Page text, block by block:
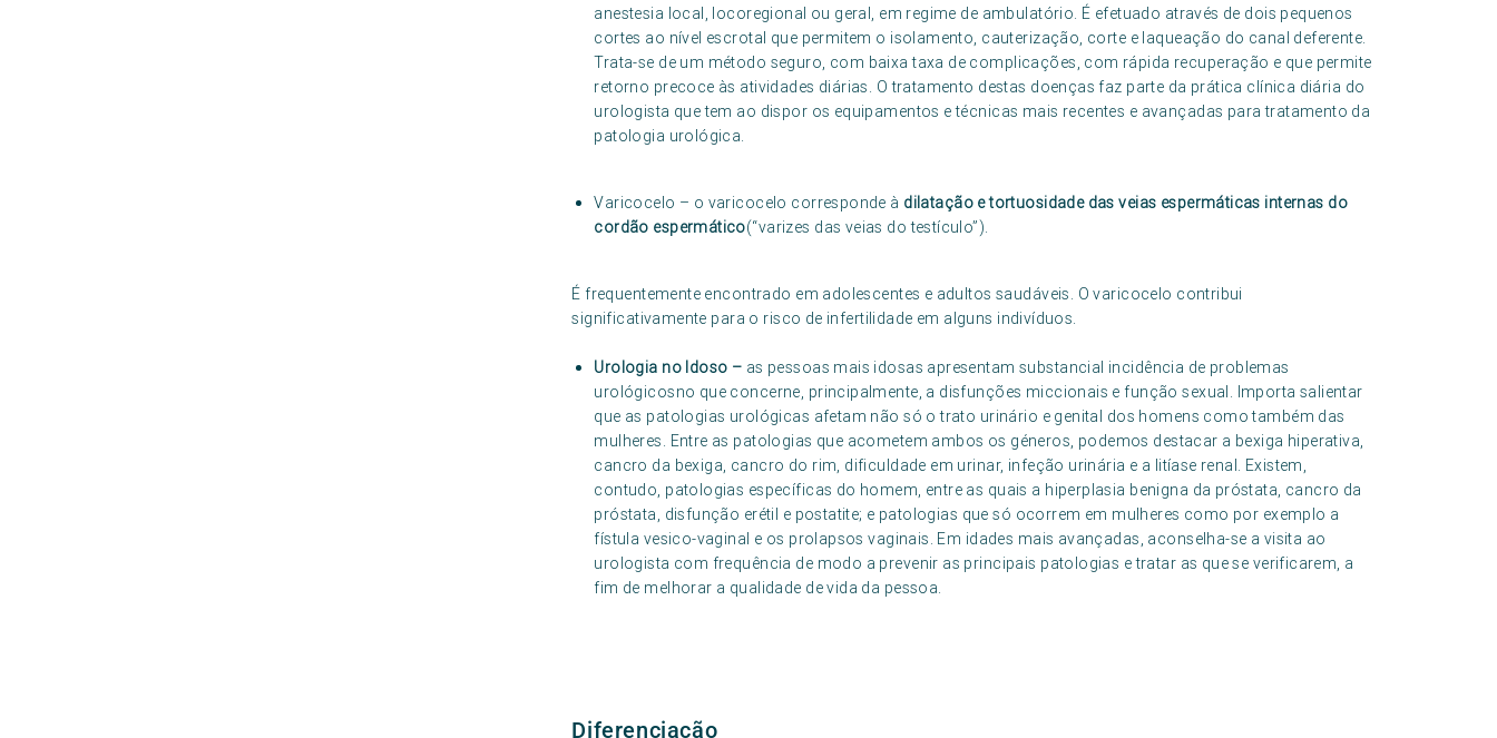
anestesia local, locoregional ou geral, em regime de ambulatório. É efetuado através de dois pequenos
cortes ao nível escrotal que permitem o isolamento, cauterização, corte e laqueação do canal deferente.
Trata-se de um método seguro, com baixa taxa de complicações, com rápida recuperação e que permite
retorno precoce às atividades diárias. O tratamento destas doenças faz parte da prática clínica diária do
urologista que tem ao dispor os equipamentos e técnicas mais recentes e avançadas para tratamento da
patologia urológica.
Varicocelo – o varicocelo corresponde à dilatação e tortuosidade das veias espermáticas internas do
cordão espermático(“varizes das veias do testículo”).
É frequentemente encontrado em adolescentes e adultos saudáveis. O varicocelo contribui
significativamente para o risco de infertilidade em alguns indivíduos.
Urologia no Idoso – as pessoas mais idosas apresentam substancial incidência de problemas
urológicosno que concerne, principalmente, a disfunções miccionais e função sexual. Importa salientar
que as patologias urológicas afetam não só o trato urinário e genital dos homens como também das
mulheres. Entre as patologias que acometem ambos os géneros, podemos destacar a bexiga hiperativa,
cancro da bexiga, cancro do rim, dificuldade em urinar, infeção urinária e a litíase renal. Existem,
contudo, patologias específicas do homem, entre as quais a hiperplasia benigna da próstata, cancro da
próstata, disfunção erétil e postatite; e patologias que só ocorrem em mulheres como por exemplo a
fístula vesico-vaginal e os prolapsos vaginais. Em idades mais avançadas, aconselha-se a visita ao
urologista com frequência de modo a prevenir as principais patologias e tratar as que se verificarem, a
fim de melhorar a qualidade de vida da pessoa.
Diferenciação